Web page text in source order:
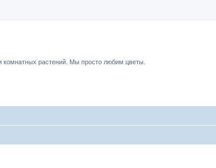
растений. Мы просто любим цветы.